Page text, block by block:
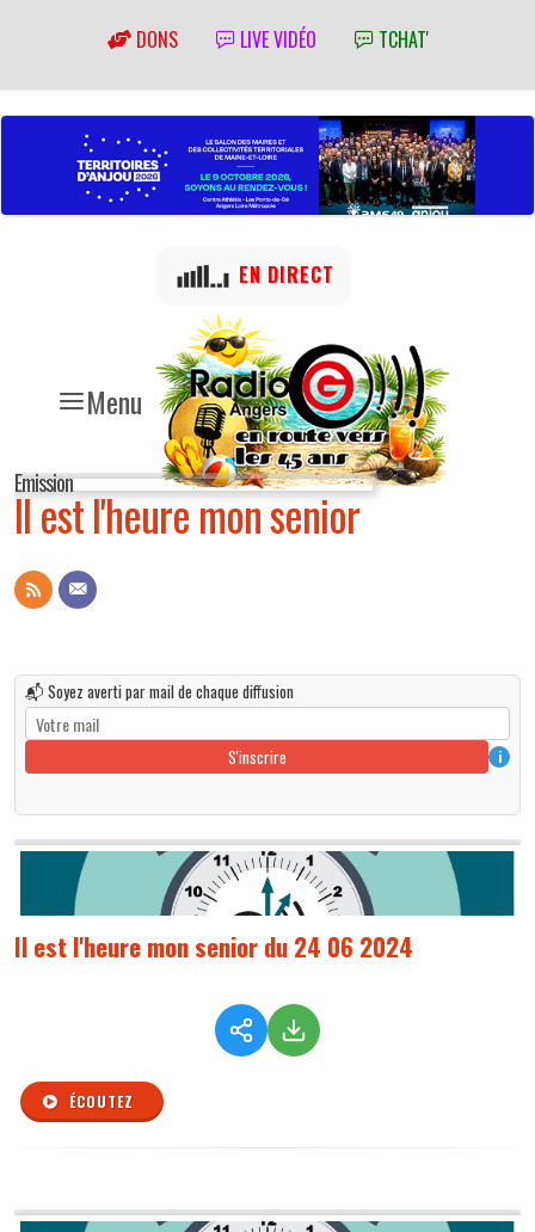
DONS LIVE VIDÉO TCHAT'
Menu
EN DIRECT
Emission
Il est l'heure mon senior
📬 Soyez averti par mail de chaque diffusion
S'inscrire i
Il est l'heure mon senior du 24 06 2024
ÉCOUTEZ